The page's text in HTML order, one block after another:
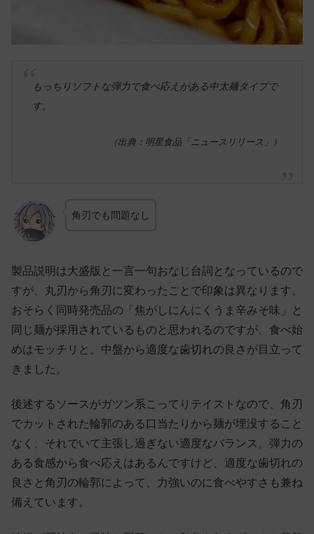
もっちりソフトな弾力で食べ応えがある中太麺タイプで
す。
（出典：明星食品「ニュースリリース」）
角刃でも問題なし
製品説明は大盛版と一言一句おなじ台詞となっているので
すが、丸刃から角刃に変わったことで印象は異なります。
おそらく同時発売品の「焦がしにんにくうま辛みそ味」と
同じ麺が採用されているものと思われるのですが、食べ始
めはモッチリと、中盤から適度な歯切れの良さが目立って
きました。
後述するソースがガツン系こってりテイストなので、角刃
でカットされた輪郭のある口当たりから麺が埋没すること
なく、それでいて主張し過ぎない適度なバランス。弾力の
ある食感から食べ応えはあるんですけど、適度な歯切れの
良さと角刃の輪郭によって、力強いのに食べやすさも兼ね
備えています。